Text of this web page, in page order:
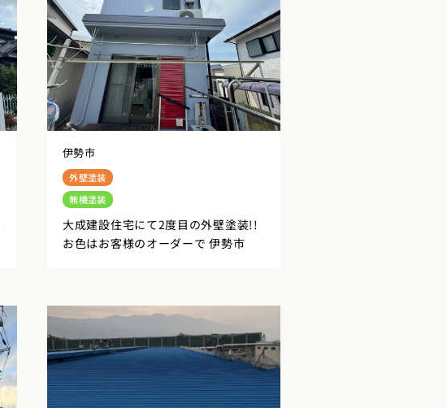
伊勢市
外壁塗装
無機塗装
大成建設住宅にて2度目の外壁塗装!!
お色はお客様のオーダーで 伊勢市